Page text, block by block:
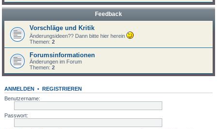
Feedback
Vorschläge und Kritik
Änderungsideen?? Dann bitte hier herein
Themen:2
Forumsinformationen
Änderungen im Forum
Themen:2
ANMELDEN •REGISTRIEREN
Benutzername:
Passwort: